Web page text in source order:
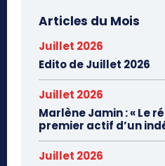
Articles du Mois
Juillet 2026
Edito de Juillet 2026
Juillet 2026
Marlène Jamin : « Le
premier actif d’un
Juillet 2026